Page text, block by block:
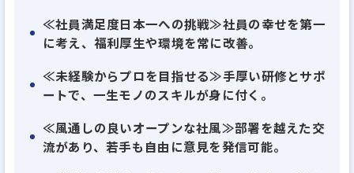
≪社員満足度日本一への挑戦≫社員の幸せを第一
に考え、福利厚生や環境を常に改善。
≪未経験からプロを目指せる≫手厚い研修とサポ
ートで、一生モノのスキルが身に付く。
≪風通しの良いオープンな社風≫部署を越えた交
流があり、若手も自由に意見を発信可能。